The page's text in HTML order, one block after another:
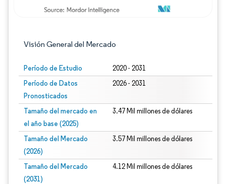
Visión General del Mercado
Período de Estudio 2020 - 2031
Período de Datos
Pronosticados
2026 - 2031
Tamaño del mercado en
el año base (2025)
3.47 Mil millones de dólares
Tamaño del Mercado
(2026)
3.57 Mil millones de dólares
Tamaño del Mercado
(2031)
4.12 Mil millones de dólares